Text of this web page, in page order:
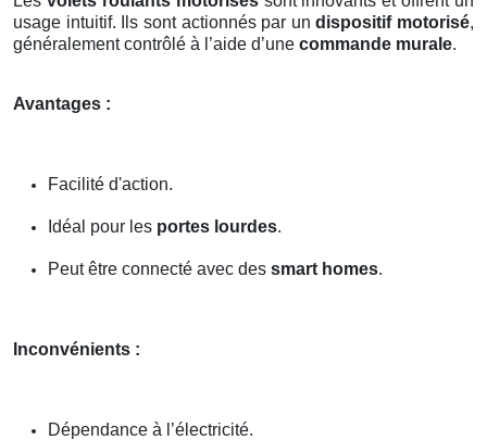
usage intuitif. Ils sont actionnés par undispositif motorisé,
généralement contrôlé à l’aide d’une commande murale.
Avantages :
Facilité d'action.
Idéal pour les portes lourdes.
Peut être connecté avec des smart homes.
Inconvénients :
Dépendance à l’électricité.